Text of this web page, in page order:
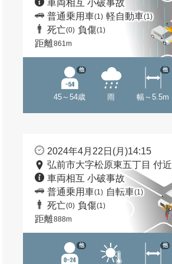
車両相互 小破事故
普通乗用車(1) 軽自動車(1)
死亡(0) 負傷(1)
距離861m
45～54歳
他
雨 幅～5.5m
他
2024年4月22日(月)14:15
弘前市大字松原東五丁目 付近
車両相互 小破事故
普通乗用車(1) 自転車(1)
死亡(0) 負傷(1)
距離888m
他 他